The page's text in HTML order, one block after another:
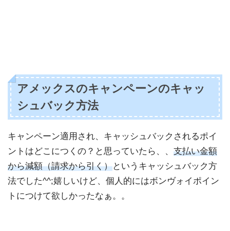
アメックスのキャンペーンのキャッ
シュバック方法
キャンペーン適用され、キャッシュバックされるポイ
ントはどこにつくの？と思っていたら、、 支払い金額
から減額（請求から引く）というキャッシュバック方
法でした^^;嬉しいけど、個人的にはボンヴォイポイン
トにつけて欲しかったなぁ。。